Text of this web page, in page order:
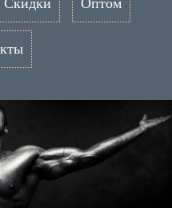
Скидки Оптом